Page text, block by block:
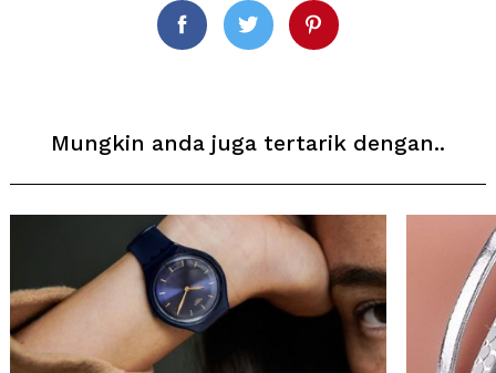
FacebookTwitterPinterest
Mungkin anda juga tertarik dengan..